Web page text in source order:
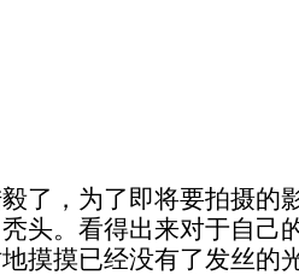
了，为了即将要拍摄的
头。看得出来对于自己
摸摸已经没有了发丝的